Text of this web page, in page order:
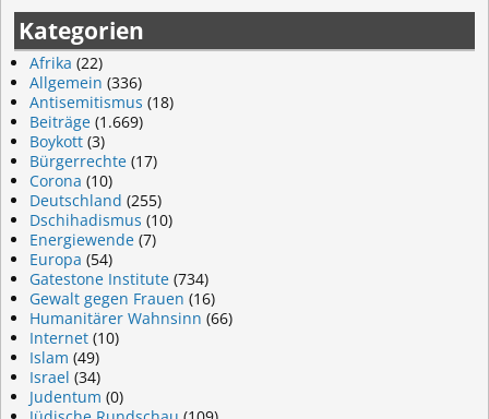
Kategorien
Afrika (22)
Allgemein (336)
Antisemitismus (18)
Beiträge (1.669)
Boykott (3)
Bürgerrechte (17)
Corona (10)
Deutschland (255)
Dschihadismus (10)
Energiewende (7)
Europa (54)
Gatestone Institute (734)
Gewalt gegen Frauen (16)
Humanitärer Wahnsinn (66)
Internet (10)
Islam (49)
Israel (34)
Judentum (0)